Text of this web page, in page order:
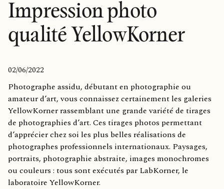
Impression photo
qualité YellowKorner
02/06/2022
Photographe assidu, débutant en photographie ou
amateur d’art, vous connaissez certainement les galeries
YellowKorner rassemblant une grande variété de tirages
de photographies d’art. Ces tirages photos permettant
d’apprécier chez soi les plus belles réalisations de
photographes professionnels internationaux. Paysages,
portraits, photographie abstraite, images monochromes
ou couleurs : tous sont exécutés par LabKorner, le
laboratoire YellowKorner.